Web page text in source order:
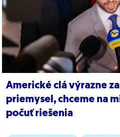
Americké clá výrazne
priemysel, chceme na
počuť riešenia